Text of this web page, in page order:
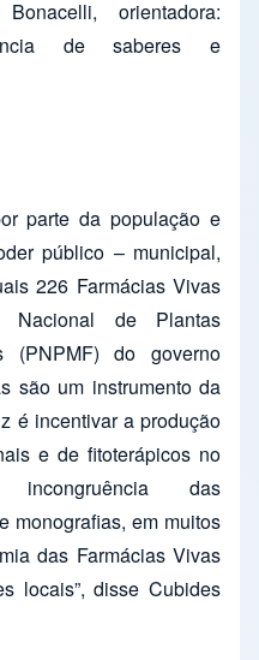
orientadora:
de saberes e
parte da população e
público – municipal,
226 Farmácias Vivas
de Plantas
(PNPMF) do governo
são um instrumento da
é incentivar a produção
e de fitoterápicos no
das
monografias, em muitos
das Farmácias Vivas
locais”, disse Cubides